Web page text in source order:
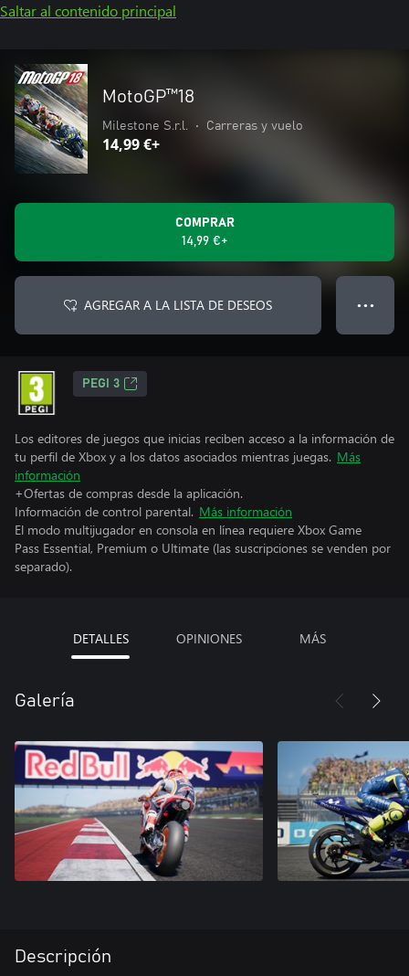
Saltar al contenido principal
MotoGP™18
Milestone S.r.l. • Carreras y vuelo
14,99 €+
COMPRAR
14,99 €+
AGREGAR A LA LISTA DE DESEOS ● ● ●
PEGI 3
Los editores de juegos que inicias reciben acceso a la información de
tu perfil de Xbox y a los datos asociados mientras juegas. Más
información
+Ofertas de compras desde la aplicación.
Información de control parental. Más información
El modo multijugador en consola en línea requiere Xbox Game
Pass Essential, Premium o Ultimate (las suscripciones se venden por
separado).
DETALLES OPINIONES MÁS
Galería
Descripción